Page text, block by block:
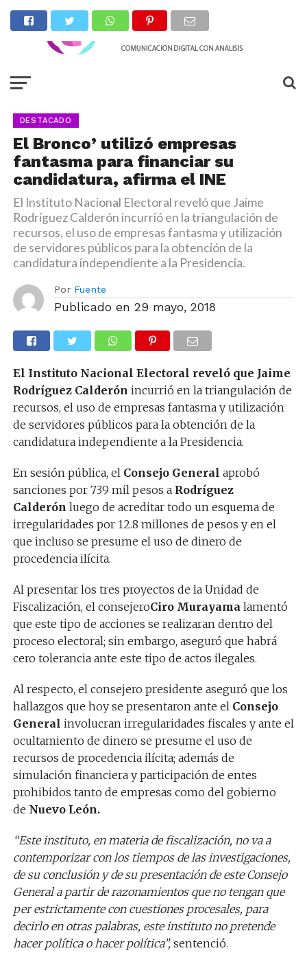
DESTACADO
El Bronco’ utilizó empresas
fantasma para financiar su
candidatura, afirma el INE
El Instituto Nacional Electoral reveló que Jaime
Rodríguez Calderón incurrió en la triangulación de
recursos, el uso de empresas fantasma y utilización
de servidores públicos para la obtención de la
candidatura independiente a la Presidencia.
Por Fuente
Publicado en 29 mayo, 2018
El Instituto Nacional Electoral reveló que Jaime
Rodríguez Calderón incurrió en la triangulación de
recursos, el uso de empresas fantasma y utilización
de servidores públicos para la obtención de la
candidatura independiente a la Presidencia.
En sesión pública, el Consejo General aprobó
sanciones por 739 mil pesos aRodríguez
Calderón luego de acreditar todo un esquema de
irregularidades por 12.8 millones de pesos y en el
que incluso se presume el uso de dinero de
procedencia ilícita.
Al presentar los tres proyectos de la Unidad de
Fiscalización, el consejeroCiro Murayamalamentó
que este tipo de acciones se realizaran dentro del
proceso electoral; sin embargo, aseguró que habrá
cero tolerancia ante este tipo de actos ilegales.
Al respecto, el consejero presidente aseguró que los
hallazgos que hoy se presentaron ante el Consejo
General involucran irregularidades fiscales y ante el
ocultamiento de dinero se presume el uso de
recursos de procedencia ilícita; además de
simulación financiera y participación de entes
prohibidos tanto de empresas como del gobierno
de Nuevo León.
“Este instituto, en materia de fiscalización, no va a
contemporizar con los tiempos de las investigaciones,
de su conclusión y de su presentación de este Consejo
General a partir de razonamientos que no tengan que
per estrictamente con cuestiones procesales, para
decirlo en otras palabras, este instituto no pretende
hacer política o hacer política”,sentenció.